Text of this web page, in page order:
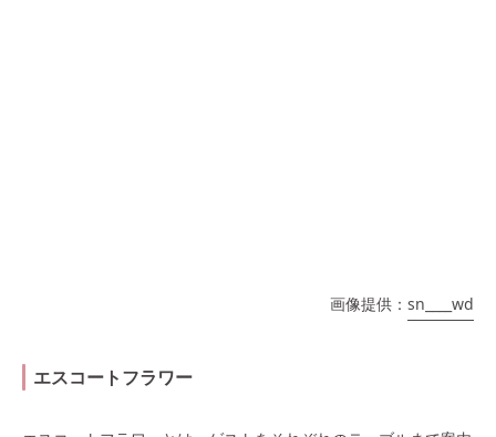
画像提供： sn____wd
エスコートフラワー